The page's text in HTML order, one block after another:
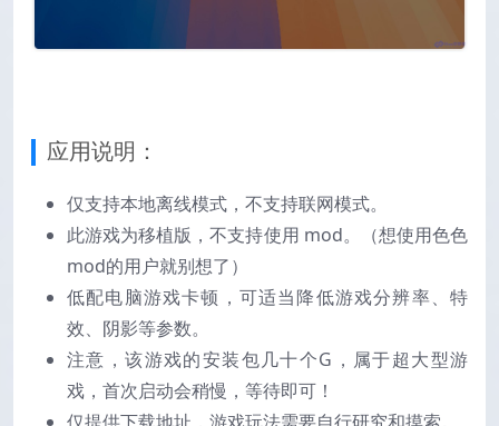
应用说明：
仅支持本地离线模式，不支持联网模式。
此游戏为移植版，不支持使用 mod。（想使用色色
mod的用户就别想了）
低配电脑游戏卡顿，可适当降低游戏分辨率、特
效、阴影等参数。
注意，该游戏的安装包几十个G，属于超大型游
戏，首次启动会稍慢，等待即可！